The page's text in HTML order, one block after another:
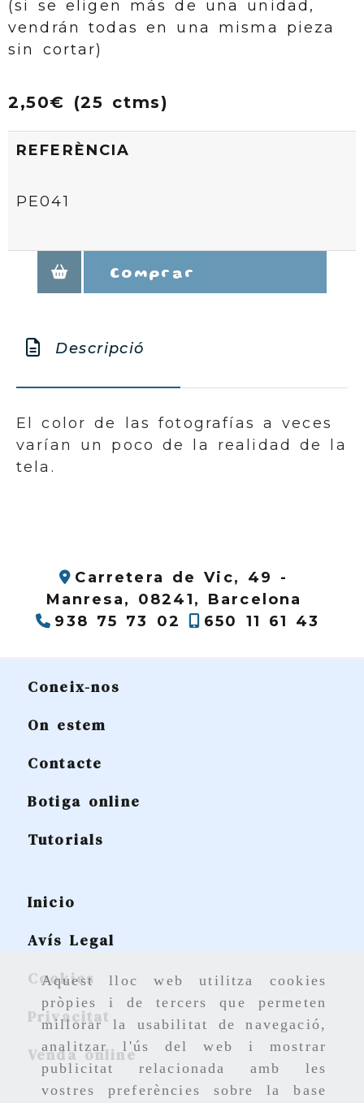
Aquest lloc web utilitza cookies
pròpies i de tercers que permeten
millorar la usabilitat de navegació,
analitzar l'ús del web i mostrar
publicitat relacionada amb les
vostres preferències sobre la base
(si se eligen más de una unidad,
vendrán todas en una misma pieza
sin cortar)
2,50€ (25 ctms)
REFERÈNCIA
PE041
Comprar
Descripció
El color de las fotografías a veces
varían un poco de la realidad de la
tela.
Carretera de Vic, 49 -
Manresa, 08241, Barcelona
938 75 73 02
650 11 61 43
Coneix-nos
On estem
Contacte
Botiga online
Tutorials
Inicio
Avís Legal
Cookies
Privacitat
Venda online